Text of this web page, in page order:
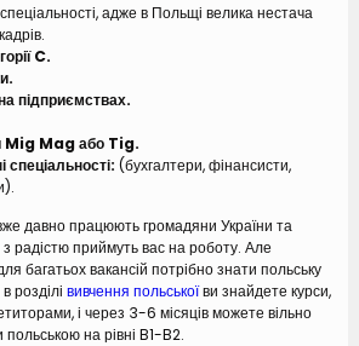
спеціальності, адже в Польщі велика нестача
C.
підприємствах.
Mig Mag або Tig.
спеціальності: (бухгалтери, фінансисти,
давно працюють громадяни України та
з радістю приймуть вас на роботу. Але
багатьох вакансій потрібно знати польську
розділі вивчення польськоїви знайдете курси,
і через 3-6 місяців можете вільно
польською на рівні B1-B2.